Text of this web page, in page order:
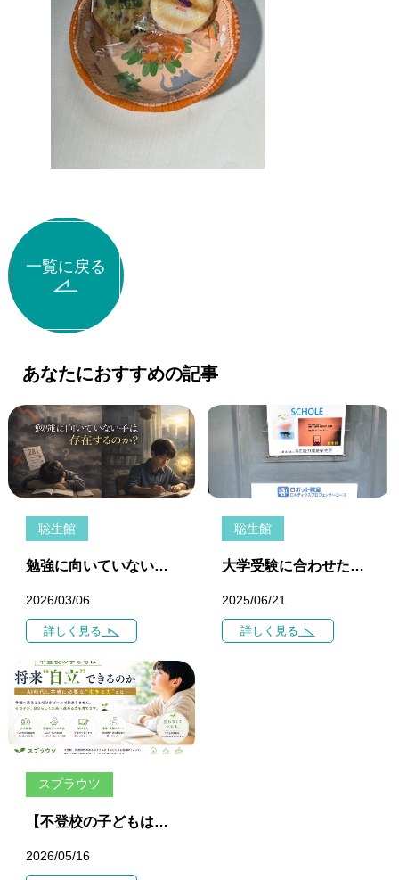
一覧に戻る
あなたにおすすめの記事
聡生館
勉強に向いていない子は存在するのか ― 教育現場から見える学力と社会の問題
2026/03/06
詳しく見る
聡生館
大学受験に合わせた高校生の学習の進め方
2025/06/21
詳しく見る
スプラウツ
【不登校の子どもは将来“自立”できるのか】 ― AI時代に本当に必要な“生きる力”とは ―
2026/05/16